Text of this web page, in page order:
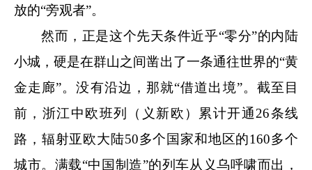
放的“旁观者”。
然而，正是这个先天条件近乎“零分”的内陆
小城，硬是在群山之间凿出了一条通往世界的“黄
金走廊”。没有沿边，那就“借道出境”。截至目
前，浙江中欧班列（义新欧）累计开通26条线
路，辐射亚欧大陆50多个国家和地区的160多个
城市。满载“中国制造”的列车从义乌呼啸而出，